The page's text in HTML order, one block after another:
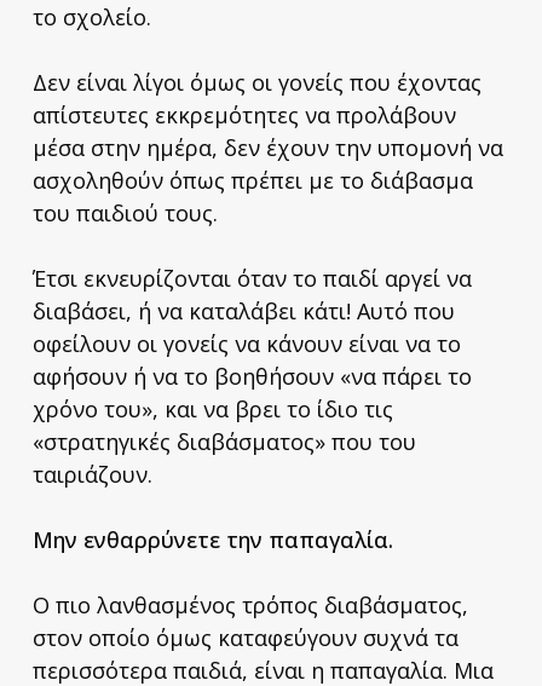
το σχολείο.
Δεν είναι λίγοι όμως οι γονείς που έχοντας
απίστευτες εκκρεμότητες να προλάβουν
μέσα στην ημέρα, δεν έχουν την υπομονή να
ασχοληθούν όπως πρέπει με το διάβασμα
του παιδιού τους.
Έτσι εκνευρίζονται όταν το παιδί αργεί να
διαβάσει, ή να καταλάβει κάτι! Αυτό που
οφείλουν οι γονείς να κάνουν είναι να το
αφήσουν ή να το βοηθήσουν «να πάρει το
χρόνο του», και να βρει το ίδιο τις
«στρατηγικές διαβάσματος» που του
ταιριάζουν.
Μην ενθαρρύνετε την παπαγαλία.
Ο πιο λανθασμένος τρόπος διαβάσματος,
στον οποίο όμως καταφεύγουν συχνά τα
περισσότερα παιδιά, είναι η παπαγαλία. Μια